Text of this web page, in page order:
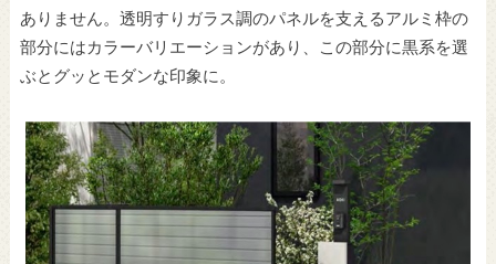
ありません。透明すりガラス調のパネルを支えるアルミ枠の
部分にはカラーバリエーションがあり、この部分に黒系を選
ぶとグッとモダンな印象に。